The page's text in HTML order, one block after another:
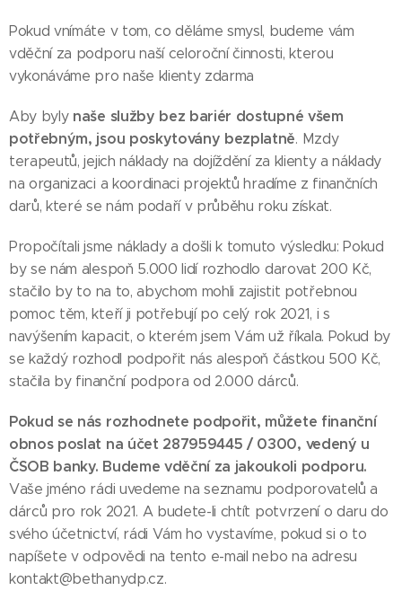
Pokud vnímáte v tom, co děláme smysl, budeme vám
vděční za podporu naší celoroční činnosti, kterou
vykonáváme pro naše klienty zdarma
Aby byly naše služby bez bariér dostupné všem
potřebným, jsou poskytovány bezplatně. Mzdy
terapeutů, jejich náklady na dojíždění za klienty a náklady
na organizaci a koordinaci projektů hradíme z finančních
darů, které se nám podaří v průběhu roku získat.
Propočítali jsme náklady a došli k tomuto výsledku: Pokud
by se nám alespoň 5.000 lidí rozhodlo darovat 200 Kč,
stačilo by to na to, abychom mohli zajistit potřebnou
pomoc těm, kteří ji potřebují po celý rok 2021, i s
navýšením kapacit, o kterém jsem Vám už říkala. Pokud by
se každý rozhodl podpořit nás alespoň částkou 500 Kč,
stačila by finanční podpora od 2.000 dárců.
Pokud se nás rozhodnete podpořit, můžete finanční
obnos poslat na účet 287959445 / 0300, vedený u
ČSOB banky. Budeme vděční za jakoukoli podporu.
Vaše jméno rádi uvedeme na seznamu podporovatelů a
dárců pro rok 2021. A budete-li chtít potvrzení o daru do
svého účetnictví, rádi Vám ho vystavíme, pokud si o to
napíšete v odpovědi na tento e-mail nebo na adresu
kontakt@bethanydp.cz.